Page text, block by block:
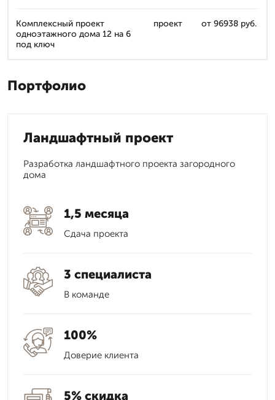
Комплексный проект
одноэтажного дома 12 на 6
под ключ
проект от 96938 руб.
Портфолио
Ландшафтный проект
Разработка ландшафтного проекта загородного
дома
1,5 месяца
Сдача проекта
3 специалиста
В команде
100%
Доверие клиента
5% скидка